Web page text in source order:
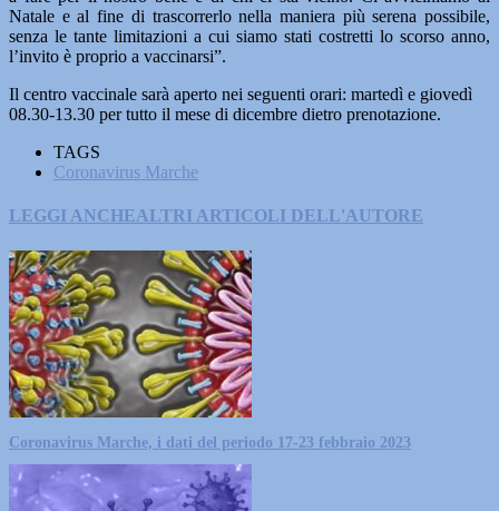
Natale e al fine di trascorrerlo nella maniera più serena possibile,
senza le tante limitazioni a cui siamo stati costretti lo scorso anno,
l’invito è proprio a vaccinarsi”.
Il centro vaccinale sarà aperto nei seguenti orari: martedì e giovedì
08.30-13.30 per tutto il mese di dicembre dietro prenotazione.
TAGS
Coronavirus Marche
LEGGI ANCHEALTRI ARTICOLI DELL'AUTORE
Coronavirus Marche, i dati del periodo 17-23 febbraio 2023